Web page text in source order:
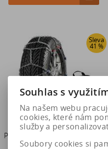
Sleva
41 %
Pewag Sněhové řetězy RSV 75
SERVO SUV
Souhlas s
Na našem webu
cookies, které nám
služby a
Soubory cookies si